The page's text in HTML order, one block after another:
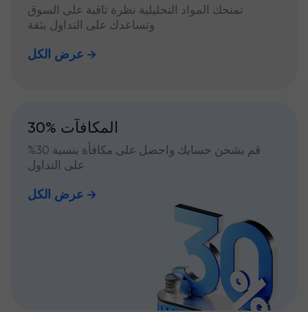
تمنحك المواد التحليلية نظرة ثاقبة على السوق
وتساعدك على التداول بثقة
عرض الكل
30% المكافآت
قم بشحن حسابك واحصل على مكافأة بنسبة 30%
على التداول
عرض الكل